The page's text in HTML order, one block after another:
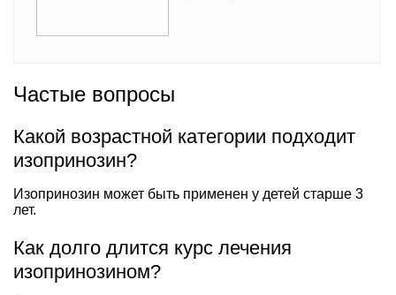
Частые вопросы
Какой возрастной категории подходит
изопринозин?
Изопринозин может быть применен у детей старше 3
лет.
Как долго длится курс лечения
изопринозином?